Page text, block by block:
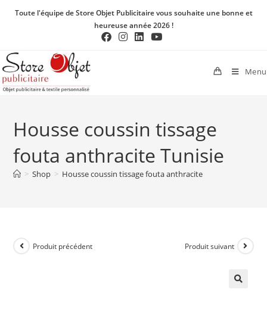
Toute l'équipe de Store Objet Publicitaire vous souhaite une bonne et
heureuse année 2026 !
Menu
Housse coussin tissage
fouta anthracite Tunisie
> Shop > Housse coussin tissage fouta anthracite
Produit précédent Produit suivant